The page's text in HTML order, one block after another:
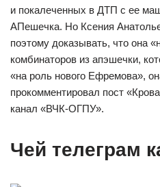
и покалеченных в ДТП с ее
АПешечка. Но Ксения
поэтому доказывать, что она
комбинаторов из апэшечки,
«на роль нового Ефремова»,
прокомментировал пост
канал «ВЧК-ОГПУ».
Чей телеграм